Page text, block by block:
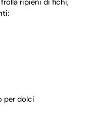
ripieni di fichi,
per dolci